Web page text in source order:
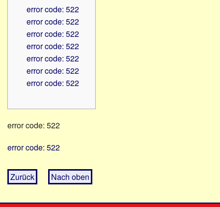
PC
Verbände
error code: 522
error code: 522
error code: 522
error code: 522
error code: 522
error code: 522
error code: 522
error code: 522
error code: 522
Zurück Nach oben